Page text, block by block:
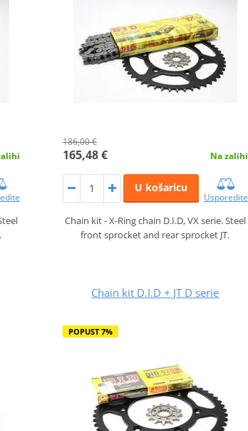
186,00 €
165,48 € Na zalihi
U košaricu
Usporedite
Chain kit - X-Ring chain D.I.D, VX serie. Steel
front sprocket and rear sprocket JT.
Chain kit D.I.D + JT D serie
POPUST 7%